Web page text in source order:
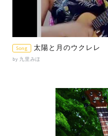
Song 太陽と月のウクレレ
by 九里みほ